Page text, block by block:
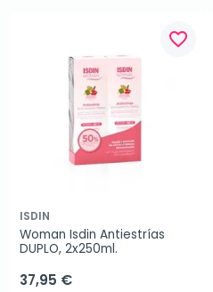
favorite_border
ISDIN
Woman Isdin Antiestrías
DUPLO, 2x250ml.
37,95 €